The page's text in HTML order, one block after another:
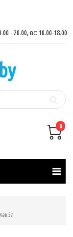
- 20.00, вс: 10.00-18.00
0
5л